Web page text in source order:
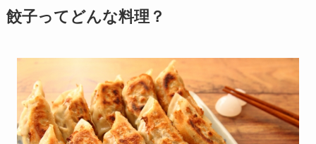
餃子ってどんな料理？